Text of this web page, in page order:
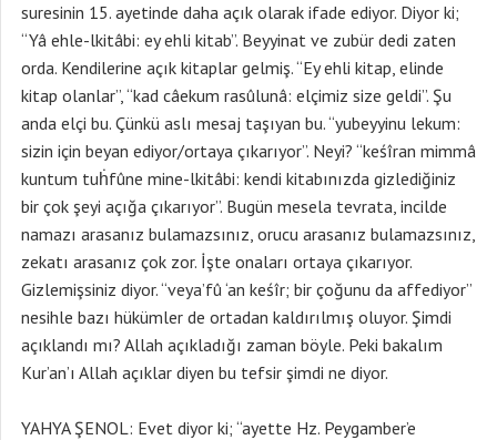
suresinin 15. ayetinde daha açık olarak ifade ediyor. Diyor ki;
“Yâ ehle-lkitâbi: ey ehli kitab”. Beyyinat ve zubür dedi zaten
orda. Kendilerine açık kitaplar gelmiş. “Ey ehli kitap, elinde
kitap olanlar”, “kad câekum rasûlunâ: elçimiz size geldi”. Şu
anda elçi bu. Çünkü aslı mesaj taşıyan bu. “yubeyyinu lekum:
sizin için beyan ediyor/ortaya çıkarıyor”. Neyi? “keśîran mimmâ
kuntum tuḣfûne mine-lkitâbi: kendi kitabınızda gizlediğiniz
bir çok şeyi açığa çıkarıyor”. Bugün mesela tevrata, incilde
namazı arasanız bulamazsınız, orucu arasanız bulamazsınız,
zekatı arasanız çok zor. İşte onaları ortaya çıkarıyor.
Gizlemişsiniz diyor. “veya’fû ‘an keśîr; bir çoğunu da affediyor”
nesihle bazı hükümler de ortadan kaldırılmış oluyor. Şimdi
açıklandı mı? Allah açıkladığı zaman böyle. Peki bakalım
Kur’an’ı Allah açıklar diyen bu tefsir şimdi ne diyor.
YAHYA ŞENOL: Evet diyor ki; “ayette Hz. Peygamber’e